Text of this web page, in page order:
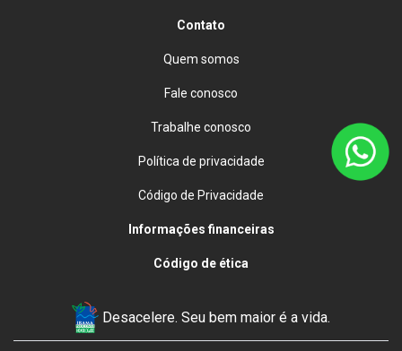
Contato
Quem somos
Fale conosco
Trabalhe conosco
Política de privacidade
Código de Privacidade
Informações financeiras
Código de ética
Desacelere. Seu bem maior é a vida.